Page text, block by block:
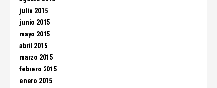
julio 2015
junio 2015
mayo 2015
abril 2015
marzo 2015
febrero 2015
enero 2015